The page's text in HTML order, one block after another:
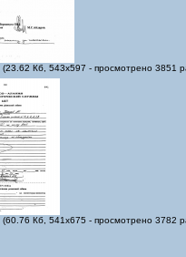
(23.62 Кб, 543x597 - просмотрено 3851
(60.76 Кб, 541x675 - просмотрено 3782